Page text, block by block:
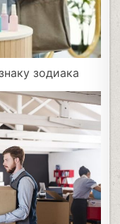
зодиака